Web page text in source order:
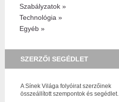
Szabályzatok »
Technológia »
Egyéb »
SZERZŐI SEGÉDLET
A Sínek Világa folyóirat szerzőinek
összeállított szempontok és segédlet.